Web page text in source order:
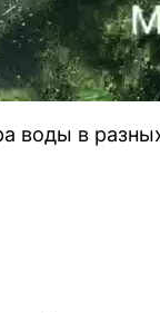
воды в